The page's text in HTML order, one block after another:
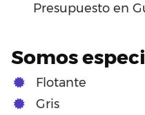
Presupuesto en
Somos
Flotante
Gris